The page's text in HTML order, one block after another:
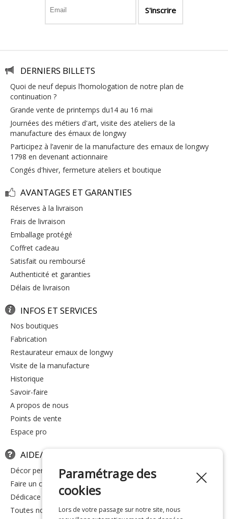
DERNIERS BILLETS
quoi de neuf depuis l’homologation de notre plan de
continuation ?
grande vente de printemps du14 au 16 mai
journées des métiers d'art, visite des ateliers de la
manufacture des émaux de longwy
participez à l’avenir de la manufacture des emaux de longwy
1798 en devenant actionnaire
congés d'hiver, fermeture ateliers et boutique
AVANTAGES ET GARANTIES
réserves à la livraison
frais de livraison
emballage protégé
coffret cadeau
satisfait ou remboursé
authenticité et garanties
délais de livraison
INFOS ET SERVICES
nos boutiques
fabrication
restaurateur emaux de longwy
visite de la manufacture
historique
savoir-faire
a propos de nous
points de vente
espace pro
AIDE/FAQ
décor personnalisé
faire un cadeau
dédicace
toutes nos réponses
Paramétrage des
cookies
Lors de votre passage sur notre site, nous